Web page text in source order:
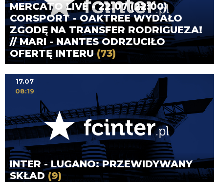
MERCATO LIVE - 22.07 (22:00)
CORSPORT - OAKTREE WYDAŁO
ZGODĘ NA TRANSFER RODRIGUEZA!
// MARI - NANTES ODRZUCIŁO
OFERTĘ INTERU (73)
INTER - LUGANO: PRZEWIDYWANY
SKŁAD(9)
17.07
08:19